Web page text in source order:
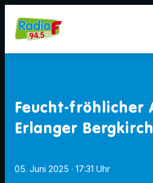
Feucht-fröhlicher
Erlanger
05. Juni 2025 · 17:31 Uhr